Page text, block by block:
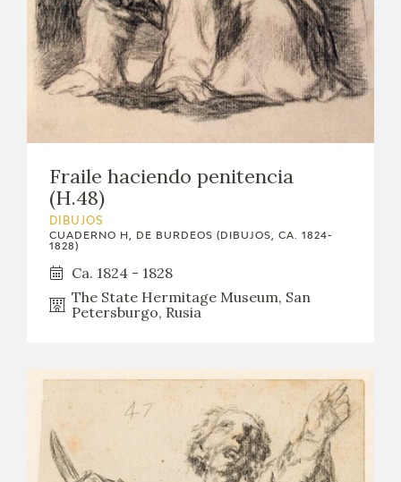
Fraile haciendo penitencia
(H.48)
DIBUJOS
CUADERNO H, DE BURDEOS (DIBUJOS, CA. 1824-
1828)
Ca. 1824 - 1828
The State Hermitage Museum, San
Petersburgo, Rusia